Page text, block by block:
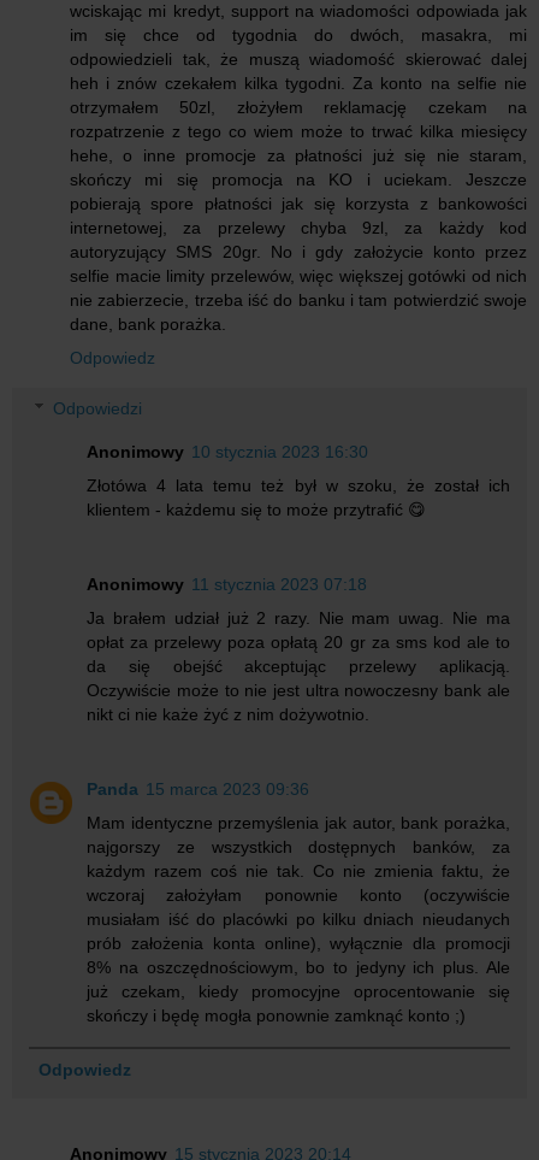
wciskając mi kredyt, support na wiadomości odpowiada jak
im się chce od tygodnia do dwóch, masakra, mi
odpowiedzieli tak, że muszą wiadomość skierować dalej
heh i znów czekałem kilka tygodni. Za konto na selfie nie
otrzymałem 50zl, złożyłem reklamację czekam na
rozpatrzenie z tego co wiem może to trwać kilka miesięcy
hehe, o inne promocje za płatności już się nie staram,
skończy mi się promocja na KO i uciekam. Jeszcze
pobierają spore płatności jak się korzysta z bankowości
internetowej, za przelewy chyba 9zl, za każdy kod
autoryzujący SMS 20gr. No i gdy założycie konto przez
selfie macie limity przelewów, więc większej gotówki od nich
nie zabierzecie, trzeba iść do banku i tam potwierdzić swoje
dane, bank porażka.
Odpowiedz
Odpowiedzi
Anonimowy 10 stycznia 2023 16:30
Złotówa 4 lata temu też był w szoku, że został ich
klientem - każdemu się to może przytrafić 😋
Anonimowy 11 stycznia 2023 07:18
Ja brałem udział już 2 razy. Nie mam uwag. Nie ma
opłat za przelewy poza opłatą 20 gr za sms kod ale to
da się obejść akceptując przelewy aplikacją.
Oczywiście może to nie jest ultra nowoczesny bank ale
nikt ci nie każe żyć z nim dożywotnio.
Panda 15 marca 2023 09:36
Mam identyczne przemyślenia jak autor, bank porażka,
najgorszy ze wszystkich dostępnych banków, za
każdym razem coś nie tak. Co nie zmienia faktu, że
wczoraj założyłam ponownie konto (oczywiście
musiałam iść do placówki po kilku dniach nieudanych
prób założenia konta online), wyłącznie dla promocji
8% na oszczędnościowym, bo to jedyny ich plus. Ale
już czekam, kiedy promocyjne oprocentowanie się
skończy i będę mogła ponownie zamknąć konto ;)
Odpowiedz
Anonimowy 15 stycznia 2023 20:14